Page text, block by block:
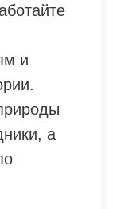
и
а